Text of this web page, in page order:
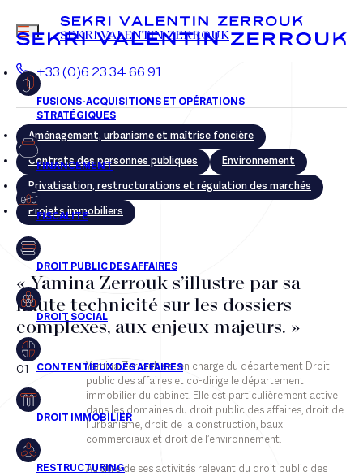
FR EN
MENU SEKRI VALENTIN ZERROUK
Aménagement, urbanisme et maîtrise foncière
Contrats des personnes publiques
Environnement
Privatisation, restructurations et régulation des marchés
Projets immobiliers
yzerrouk@svz.fr
+33 (0)1 58 18 30 33
+33 (0)6 23 34 66 91
Aménagement, urbanisme et maîtrise foncière
Contrats des personnes publiques Environnement
Privatisation, restructurations et régulation des marchés
Projets immobiliers
« Yamina Zerrouk s’illustre par sa
haute technicité sur les dossiers
complexes, aux enjeux majeurs. »
01
Yamina Zerrouk est en charge du département Droit
public des affaires et co-dirige le département
immobilier du cabinet. Elle est particulièrement active
dans les domaines du droit public des affaires, droit de
l’urbanisme, droit de la construction, baux
commerciaux et droit de l’environnement.
Au titre de ses activités relevant du droit public des